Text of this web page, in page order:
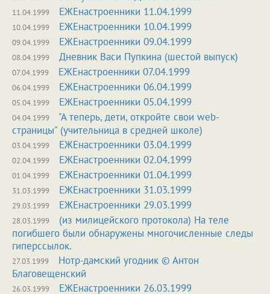
11.04.1999 ЕЖЕнастроенники 11.04.1999
10.04.1999 ЕЖЕнастроенники 10.04.1999
09.04.1999 ЕЖЕнастроенники 09.04.1999
08.04.1999 Дневник Васи Пупкина (шестой выпуск)
07.04.1999 ЕЖЕнастроенники 07.04.1999
06.04.1999 ЕЖЕнастроенники 06.04.1999
05.04.1999 ЕЖЕнастроенники 05.04.1999
04.04.1999
"А теперь, дети, откройте свои web-
страницы" (учительница в средней школе)
03.04.1999 ЕЖЕнастроенники 03.04.1999
02.04.1999 ЕЖЕнастроенники 02.04.1999
01.04.1999 ЕЖЕнастроенники 01.04.1999
31.03.1999 ЕЖЕнастроенники 31.03.1999
29.03.1999 ЕЖЕнастроенники 29.03.1999
28.03.1999
(из милицейского протокола) На теле
погибшего были обнаружены многочисленные следы
гиперссылок.
27.03.1999
Нотр-дамский угодник © Антон
Благовещенский
26.03.1999 ЕЖЕнастроенники 26.03.1999